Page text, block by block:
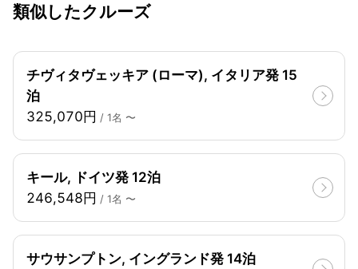
類似したクルーズ
チヴィタヴェッキア (ローマ), イタリア発 15
泊
325,070円 / 1名 〜
キール, ドイツ発 12泊
246,548円 / 1名 〜
サウサンプトン, イングランド発 14泊